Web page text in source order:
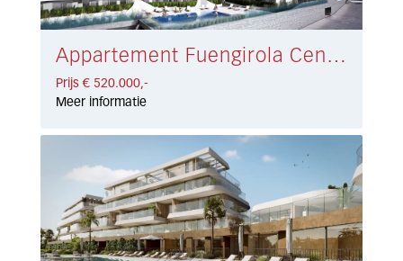
Appartement Fuengirola Centro € 520.000,-
Prijs € 520.000,-
Meer informatie